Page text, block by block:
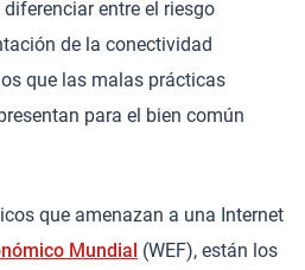
entre el riesgo
de la conectividad
que las malas prácticas
para el bien común
que amenazan a una Internet
Mundial (WEF), están los